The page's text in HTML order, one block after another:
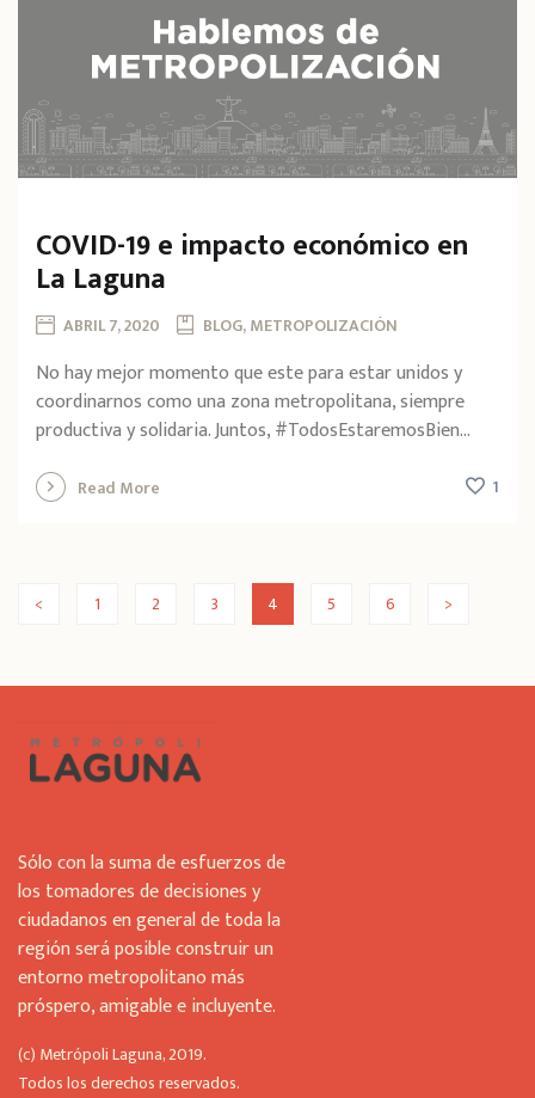
COVID-19 e impacto económico en
La Laguna
ABRIL 7, 2020 BLOG, METROPOLIZACIÓN
No hay mejor momento que este para estar unidos y
coordinarnos como una zona metropolitana, siempre
productiva y solidaria. Juntos, #TodosEstaremosBien...
Read More 1
< 1 2 3 4 5 6 >
Sólo con la suma de esfuerzos de
los tomadores de decisiones y
ciudadanos en general de toda la
región será posible construir un
entorno metropolitano más
próspero, amigable e incluyente.
(c) Metrópoli Laguna, 2019.
Todos los derechos reservados.